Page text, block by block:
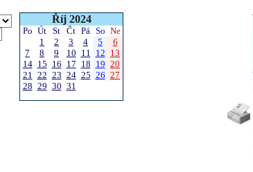
Říj 2024
Po Út St Čt Pá So Ne
1
2 3 4 5
6
7
8 9 10 11 12 13
14 15 16 17 18 19 20
21 22 23 24 25 26 27
28 29 30 31